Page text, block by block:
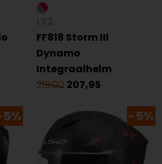
FF818 Storm III
Dynamo
Integraalhelm
219,00 207,95
-5%